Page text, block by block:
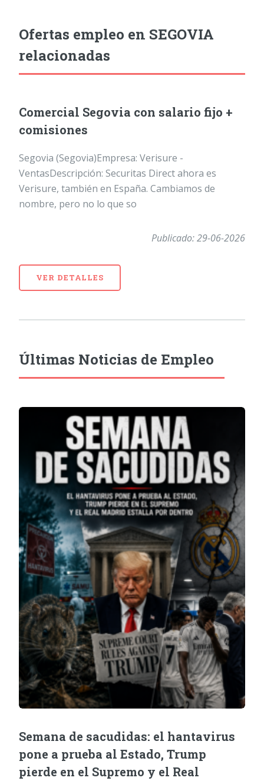
Ofertas empleo en SEGOVIA
relacionadas
Comercial Segovia con salario fijo +
comisiones
Segovia (Segovia)Empresa: Verisure -
VentasDescripción: Securitas Direct ahora es
Verisure, también en España. Cambiamos de
nombre, pero no lo que so
Publicado: 29-06-2026
VER DETALLES
Últimas Noticias de Empleo
Semana de sacudidas: el hantavirus
pone a prueba al Estado, Trump
pierde en el Supremo y el Real